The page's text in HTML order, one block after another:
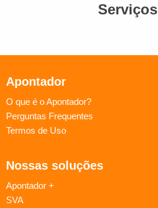
Serviços
Apontador
O que é o Apontador?
Perguntas Frequentes
Termos de Uso
Nossas soluções
Apontador +
SVA